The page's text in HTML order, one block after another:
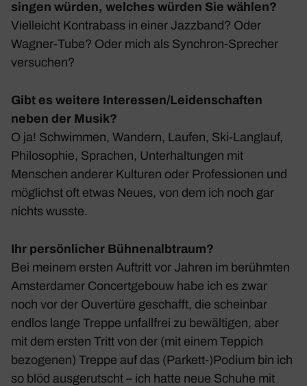
singen würden, welches würden Sie wählen?
Viel­leicht Kontra­bass in einer Jazz­band? Oder
Wagner-Tube? Oder mich als Synchron-Spre­cher
versu­chen?
Gibt es weitere Interessen/Leidenschaften
neben der Musik?
O ja! Schwimmen, Wandern, Laufen, Ski-Lang­lauf,
Philo­so­phie, Spra­chen, Unter­hal­tungen mit
Menschen anderer Kulturen oder Profes­sionen und
möglichst oft etwas Neues, von dem ich noch gar
nichts wusste.
Ihr persönlicher Bühnenalbtraum?
Bei meinem ersten Auftritt vor Jahren im berühmten
Amster­damer Concert­ge­bouw habe ich es zwar
noch vor der Ouver­türe geschafft, die scheinbar
endlos lange Treppe unfall­frei zu bewäl­tigen, aber
mit dem ersten Tritt von der (mit einem Teppich
bezo­genen) Treppe auf das (Parkett-)Podium bin ich
so blöd ausge­rutscht – ich hatte neue Schuhe mit